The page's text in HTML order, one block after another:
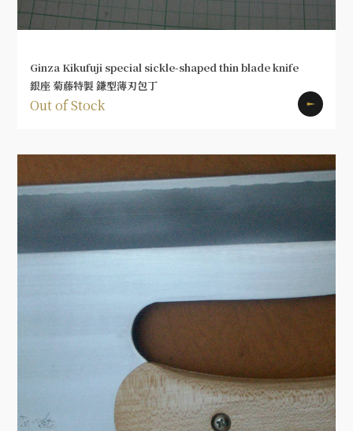
Ginza Kikufuji special sickle-shaped thin blade knife
銀座 菊藤特製 鎌型薄刃包丁
Out of Stock